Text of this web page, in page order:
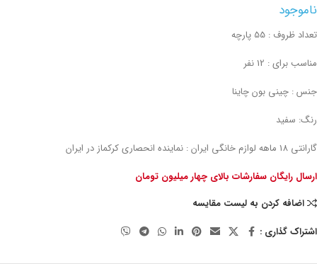
ناموجود
تعداد ظروف : 55 پارچه
مناسب برای : 12 نفر
جنس : چینی بون چاینا
رنگ: سفید
گارانتی 18 ماهه لوازم خانگی ایران : نماینده انحصاری کرکماز در ایران
ارسال رایگان سفارشات بالای چهار میلیون تومان
اضافه کردن به لیست مقایسه
اشتراک گذاری :